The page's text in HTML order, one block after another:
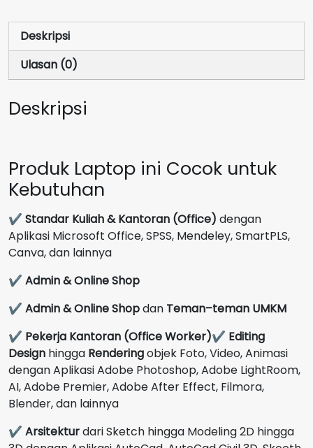
Deskripsi
Ulasan (0)
Deskripsi
Produk Laptop ini Cocok untuk
Kebutuhan
✔ Standar Kuliah & Kantoran (Office) dengan
Aplikasi Microsoft Office, SPSS, Mendeley, SmartPLS,
Canva, dan lainnya
✔ Admin & Online Shop
✔ Admin & Online Shopdan Teman–teman UMKM
✔ Pekerja Kantoran (Office Worker)✔ Editing
Design hingga Renderingobjek Foto, Video, Animasi
dengan Aplikasi Adobe Photoshop, Adobe LightRoom,
AI, Adobe Premier, Adobe After Effect, Filmora,
Blender, dan lainnya
✔ Arsitekturdari Sketch hingga Modeling 2D hingga